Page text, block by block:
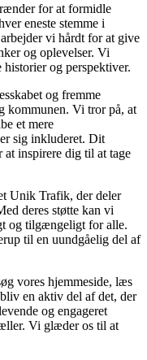
for at formidle
eneste stemme i
vi hårdt for at give
og oplevelser. Vi
og perspektiver.
og fremme
kommunen. Vi tror på, at
et mere
sig inkluderet. Dit
inspirere dig til at tage
Unik Trafik, der deler
deres støtte kan vi
og tilgængeligt for alle.
til en uundgåelig del af
vores hjemmeside, læs
en aktiv del af det, der
og engageret
Vi glæder os til at